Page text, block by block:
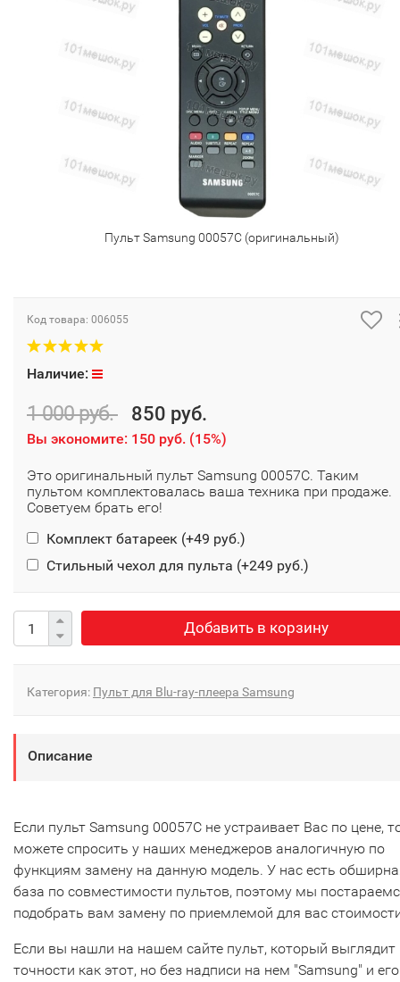
Пульт Samsung 00057C (оригинальный)
Код товара: 006055
Наличие:
1 000 руб. 850 руб.
Вы экономите: 150 руб. (15%)
Это оригинальный пульт Samsung 00057C. Таким
пультом комплектовалась ваша техника при продаже.
Советуем брать его!
Комплект батареек (+49 руб.)
Стильный чехол для пульта (+249 руб.)
Добавить в корзину
Категория: Пульт для Blu-ray-плеера Samsung
Описание
Если пульт Samsung 00057C не устраивает Вас по цене,
можете спросить у наших менеджеров аналогичную по
функциям замену на данную модель. У нас есть
база по совместимости пультов, поэтому мы
подобрать вам замену по приемлемой для вас
Если вы нашли на нашем сайте пульт, который выглядит
точности как этот, но без надписи на нем "Samsung" и его